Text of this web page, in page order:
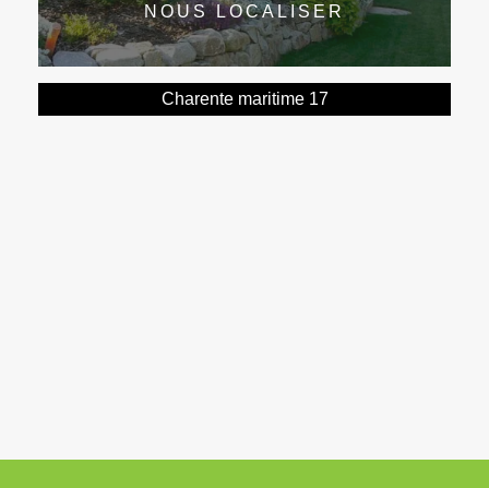
NOUS LOCALISER
Charente maritime 17